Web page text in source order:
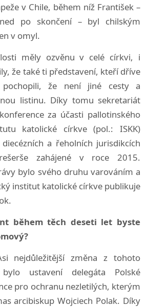
v Chile, během níž František –
po skončení – byl chilským
v omyl.
měly ozvěnu v celé církvi, i
že také ti představení, kteří dříve
pochopili, že není jiné cesty a
listinu. Díky tomu sekretariát
za účasti pallotinského
katolické církve (pol.: ISKK)
a řeholních jurisdikcích
zahájené v roce 2015.
bylo svého druhu varováním a
institut katolické církve publikuje
během těch deseti let byste
nejdůležitější změna z tohoto
ustavení delegáta Polské
pro ochranu nezletilých, kterým
arcibiskup Wojciech Polak. Díky